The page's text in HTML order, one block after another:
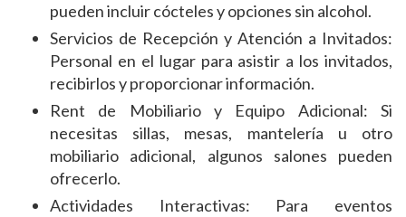
pueden incluir cócteles y opciones sin alcohol.
Servicios de Recepción y Atención a Invitados:
Personal en el lugar para asistir a los invitados,
recibirlos y proporcionar información.
Rent de Mobiliario y Equipo Adicional: Si
necesitas sillas, mesas, mantelería u otro
mobiliario adicional, algunos salones pueden
ofrecerlo.
Actividades Interactivas: Para eventos